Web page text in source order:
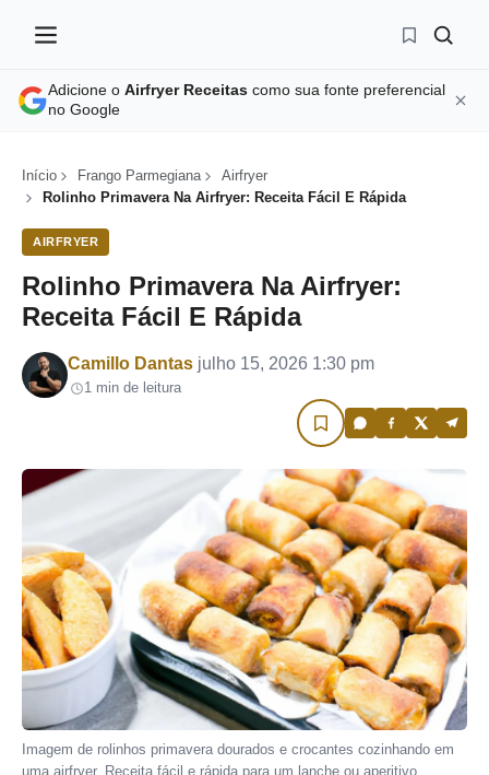
Adicione o Airfryer Receitas como sua fonte preferencial
no Google
Início Frango Parmegiana
Airfryer
Rolinho Primavera Na Airfryer: Receita Fácil E Rápida
AIRFRYER
Rolinho Primavera Na Airfryer:
Receita Fácil E Rápida
Por
Camillo Dantas julho 15, 2026 1:30 pm
1 min de leitura
Imagem de rolinhos primavera dourados e crocantes cozinhando em
uma airfryer. Receita fácil e rápida para um lanche ou aperitivo